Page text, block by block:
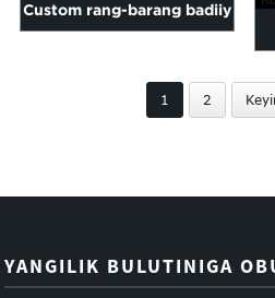
Custom rang-barang badiiy
1 2
YANGILIK BULUTINIGA